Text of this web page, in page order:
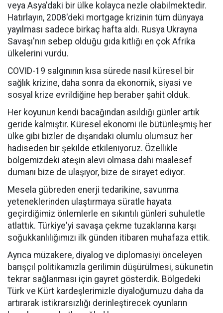
veya Asya'daki bir ülke kolayca nezle olabilmektedir.
Hatırlayın, 2008'deki mortgage krizinin tüm dünyaya
yayılması sadece birkaç hafta aldı. Rusya Ukrayna
Savaşı'nın sebep olduğu gıda kıtlığı en çok Afrika
ülkelerini vurdu.
COVID-19 salgınının kısa sürede nasıl küresel bir
sağlık krizine, daha sonra da ekonomik, siyasi ve
sosyal krize evrildiğine hep beraber şahit olduk.
Her koyunun kendi bacağından asıldığı günler artık
geride kalmıştır. Küresel ekonomi ile bütünleşmiş her
ülke gibi bizler de dışarıdaki olumlu olumsuz her
hadiseden bir şekilde etkileniyoruz. Özellikle
bölgemizdeki ateşin alevi olmasa dahi maalesef
dumanı bize de ulaşıyor, bize de sirayet ediyor.
Mesela gübreden enerji tedarikine, savunma
yeteneklerinden ulaştırmaya süratle hayata
geçirdiğimiz önlemlerle en sıkıntılı günleri suhuletle
atlattık. Türkiye'yi savaşa çekme tuzaklarına karşı
soğukkanlılığımızı ilk günden itibaren muhafaza ettik.
Ayrıca müzakere, diyalog ve diplomasiyi önceleyen
barışçıl politikamızla gerilimin düşürülmesi, sükunetin
tekrar sağlanması için gayret gösterdik. Bölgedeki
Türk ve Kürt kardeşlerimizle diyaloğumuzu daha da
artırarak istikrarsızlığı derinleştirecek oyunların